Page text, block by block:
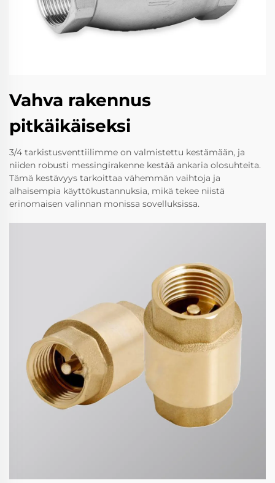
Vahva rakennus
pitkäikäiseksi
3/4 tarkistusventtiilimme on valmistettu kestämään, ja
niiden robusti messingirakenne kestää ankaria olosuhteita.
Tämä kestävyys tarkoittaa vähemmän vaihtoja ja
alhaisempia käyttökustannuksia, mikä tekee niistä
erinomaisen valinnan monissa sovelluksissa.